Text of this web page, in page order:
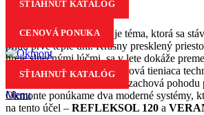
STIAHNUŤ KATALÓG
CENOVÁ PONUKA
SŤIAHNUŤ KATALÓG
Menu
máj
Tienenie zimnej záhrady je téma, ktorá sa
prídu prvé teplé dni. Krásny presklený
hreje slnečnými lúčmi, sa v lete dokáže
Riešením je kvalitná exteriérová tieniaca
interiér pred prehrievaním a zachová
Okmonte ponúkame dva moderné systémy,
na tento účel – REFLEKSOL 120 a